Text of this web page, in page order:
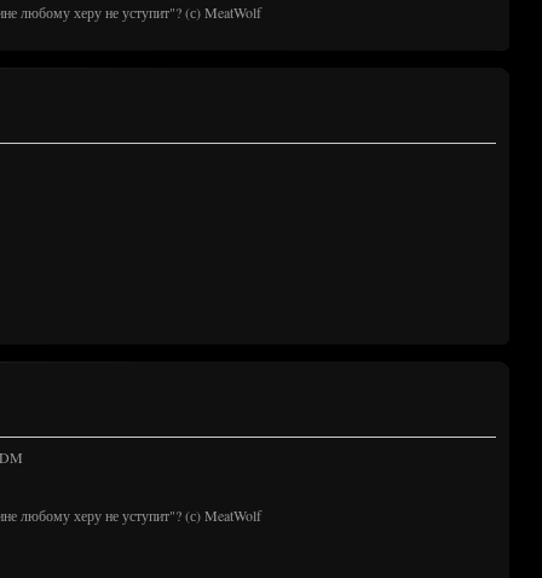
любому херу не уступит"? (с) MeatWolf
любому херу не уступит"? (с) MeatWolf